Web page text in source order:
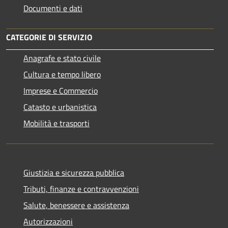
Documenti e dati
CATEGORIE DI SERVIZIO
Anagrafe e stato civile
Cultura e tempo libero
Imprese e Commercio
Catasto e urbanistica
Mobilità e trasporti
Giustizia e sicurezza pubblica
Tributi, finanze e contravvenzioni
Salute, benessere e assistenza
Autorizzazioni